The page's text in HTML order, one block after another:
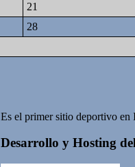
21
28
Es el primer sitio deportivo en
Desarrollo y Hosting